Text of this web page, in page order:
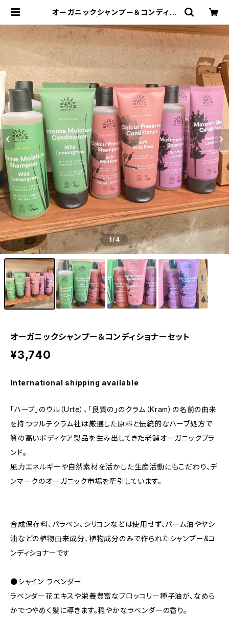
オーガニックシャンプー＆コンディシ
ism Unity Space LLC.
1/4
オーガニックシャンプー＆コンディショナーセット
¥3,740
International shipping available
「ハーブ」のウル（Urte）、「良質の」のクラム（Kram）の名前の由来
を持つウルテクラム社は厳選した原料と伝統的なハーブ処方で
質の高いボディケア製品を生み出してきた老舗オーガニックブラ
ンド。
風力エネルギーや自然素材を活かした生産活動にもこだわり、デ
ンマークのオーガニック市場を牽引しています。
合成保存料、パラベン、シリコンなどは使用せず、パーム油やヤシ
油などの植物由来成分、植物成分のみで作られたシャンプー&コ
ンディショナーです
●シャイン ラベンダー
ラベンダー花エキスや栄養豊富なブロッコリー種子油が、なめら
かでつやめく髪に導きます。穏やかなラベンダーの香り。